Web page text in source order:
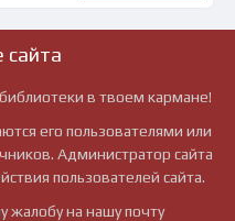
сайта
в твоем кармане!
его пользователями или
Администратор сайта
пользователей сайта.
жалобу на нашу почту